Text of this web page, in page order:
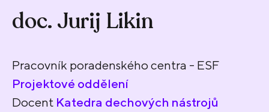
doc. Jurij Likin
Pracovník poradenského centra - ESF
Projektové oddělení
Docent Katedra dechových nástrojů